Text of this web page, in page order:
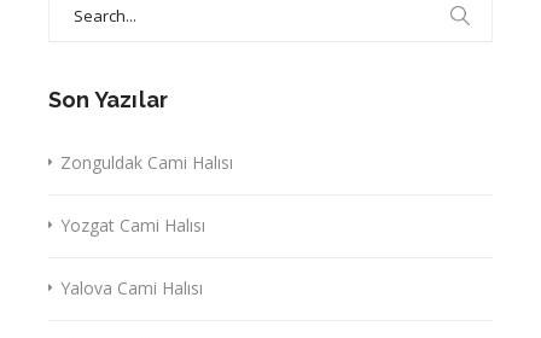
Son Yazılar
Zonguldak Cami Halısı
Yozgat Cami Halısı
Yalova Cami Halısı